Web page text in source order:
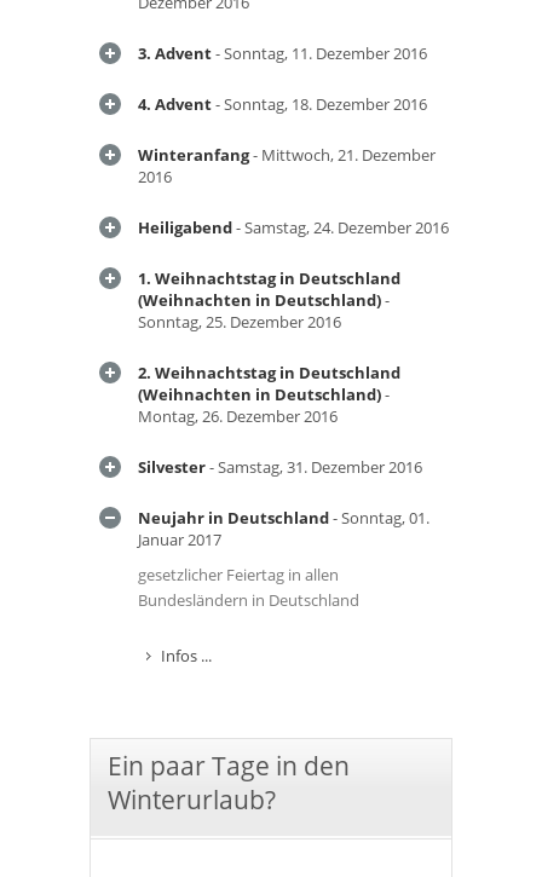
3. Advent- Sonntag, 11. Dezember 2016
4. Advent- Sonntag, 18. Dezember 2016
Winteranfang- Mittwoch, 21. Dezember
2016
Heiligabend- Samstag, 24. Dezember 2016
1. Weihnachtstag in Deutschland
(Weihnachten in Deutschland)-
Sonntag, 25. Dezember 2016
2. Weihnachtstag in Deutschland
(Weihnachten in Deutschland)-
Montag, 26. Dezember 2016
Silvester- Samstag, 31. Dezember 2016
Neujahr in Deutschland- Sonntag, 01.
Januar 2017
gesetzlicher Feiertag in allen
Bundesländern in Deutschland
Infos ...
Ein paar Tage in den
Winterurlaub?